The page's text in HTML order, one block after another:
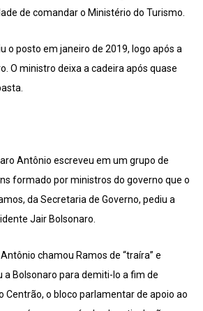
de comandar o Ministério do Turismo.
o posto em janeiro de 2019, logo após a
O ministro deixa a cadeira após quase
Antônio escreveu em um grupo de
formado por ministros do governo que o
da Secretaria de Governo, pediu a
Jair Bolsonaro.
chamou Ramos de “traíra” e
a Bolsonaro para demiti-lo a fim de
Centrão, o bloco parlamentar de apoio ao